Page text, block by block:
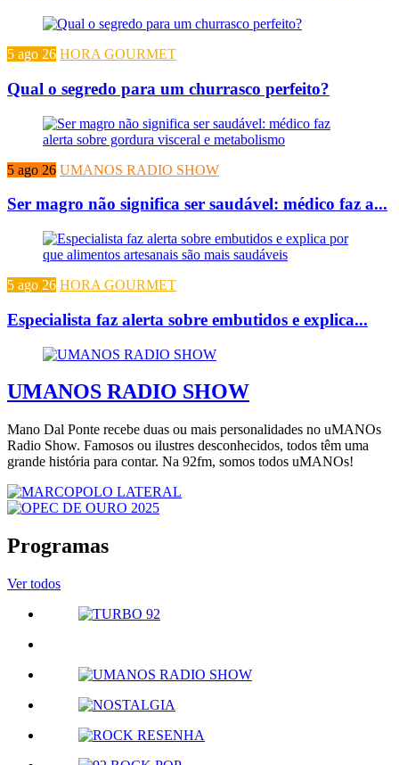
5 ago 26 HORA GOURMET
Qual o segredo para um churrasco perfeito?
5 ago 26 UMANOS RADIO SHOW
Ser magro não significa ser saudável: médico faz a...
5 ago 26 HORA GOURMET
Especialista faz alerta sobre embutidos e explica...
UMANOS RADIO SHOW
Mano Dal Ponte recebe duas ou mais personalidades no uMANOs
Radio Show. Famosos ou ilustres desconhecidos, todos têm uma
grande história para contar. Na 92fm, somos todos uMANOs!
Programas
Ver todos